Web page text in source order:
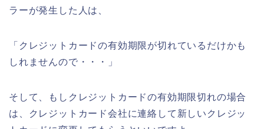
ラーが発生した人は、
「クレジットカードの有効期限が切れているだけかも
しれませんので・・・」
そして、もしクレジットカードの有効期限切れの場合
は、クレジットカード会社に連絡して新しいクレジッ